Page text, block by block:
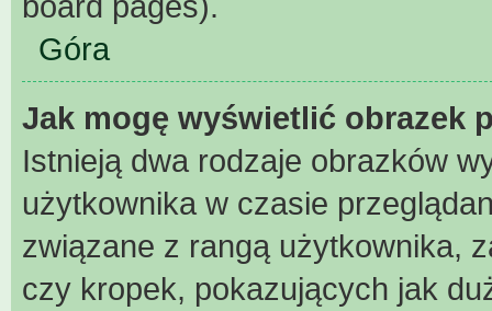
Góra
Jak mogę wyświetlić obrazek
Istnieją dwa rodzaje obrazków
użytkownika w czasie
związane z rangą użytkownika,
czy kropek, pokazujących jak